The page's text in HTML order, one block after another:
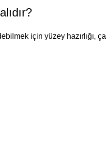
için yüzey hazırlığı,